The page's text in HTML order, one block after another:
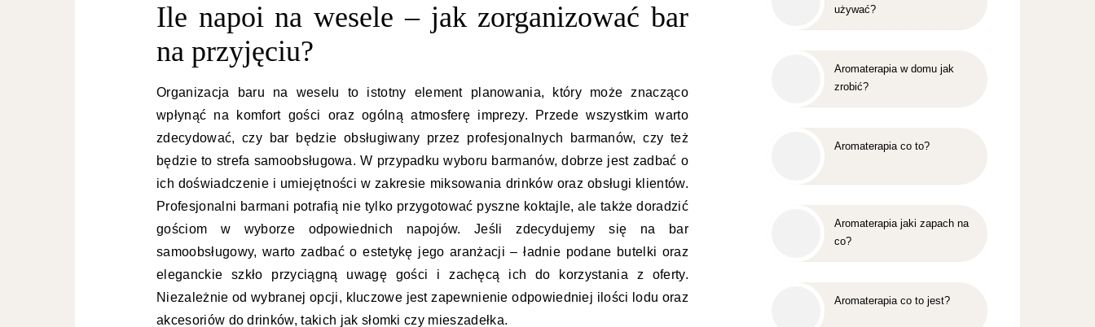
Ile napoi na wesele – jak zorganizować bar
na przyjęciu?
Organizacja baru na weselu to istotny element planowania, który może znacząco
wpłynąć na komfort gości oraz ogólną atmosferę imprezy. Przede wszystkim warto
zdecydować, czy bar będzie obsługiwany przez profesjonalnych barmanów, czy też
będzie to strefa samoobsługowa. W przypadku wyboru barmanów, dobrze jest zadbać o
ich doświadczenie i umiejętności w zakresie miksowania drinków oraz obsługi klientów.
Profesjonalni barmani potrafią nie tylko przygotować pyszne koktajle, ale także doradzić
gościom w wyborze odpowiednich napojów. Jeśli zdecydujemy się na bar
samoobsługowy, warto zadbać o estetykę jego aranżacji – ładnie podane butelki oraz
eleganckie szkło przyciągną uwagę gości i zachęcą ich do korzystania z oferty.
Niezależnie od wybranej opcji, kluczowe jest zapewnienie odpowiedniej ilości lodu oraz
akcesoriów do drinków, takich jak słomki czy mieszadełka.
używać?
Aromaterapia w domu jak
zrobić?
Aromaterapia co to?
Aromaterapia jaki zapach na
co?
Aromaterapia co to jest?